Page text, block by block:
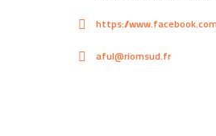
https://
aful@riomsud.fr